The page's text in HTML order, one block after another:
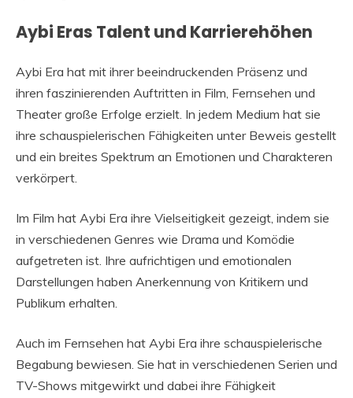
Aybi Eras Talent und Karrierehöhen
Aybi Era hat mit ihrer beeindruckenden Präsenz und
ihren faszinierenden Auftritten in Film, Fernsehen und
Theater große Erfolge erzielt. In jedem Medium hat sie
ihre schauspielerischen Fähigkeiten unter Beweis gestellt
und ein breites Spektrum an Emotionen und Charakteren
verkörpert.
Im Film hat Aybi Era ihre Vielseitigkeit gezeigt, indem sie
in verschiedenen Genres wie Drama und Komödie
aufgetreten ist. Ihre aufrichtigen und emotionalen
Darstellungen haben Anerkennung von Kritikern und
Publikum erhalten.
Auch im Fernsehen hat Aybi Era ihre schauspielerische
Begabung bewiesen. Sie hat in verschiedenen Serien und
TV-Shows mitgewirkt und dabei ihre Fähigkeit